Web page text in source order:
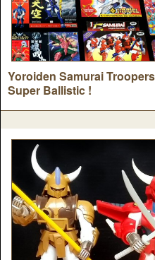
Yoroiden Samurai
Super Ballistic !